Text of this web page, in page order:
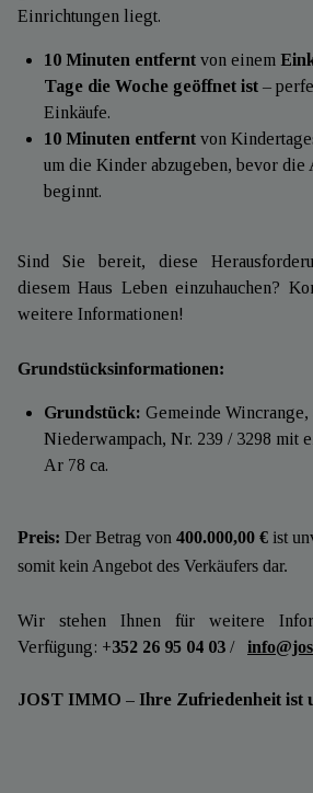
Einrichtungen liegt.
10 Minuten entfernt von einem
Tage die Woche geöffnet ist –
Einkäufe.
10 Minuten entfernt von
um die Kinder abzugeben, bevor die
beginnt.
Sind Sie bereit, diese
diesem Haus Leben einzuhauchen?
weitere Informationen!
Grundstücksinformationen:
Grundstück: Gemeinde
Niederwampach, Nr. 239 / 3298 mit
Ar 78 ca.
Preis: Der Betrag von 400.000,00 € ist
somit kein Angebot des Verkäufers dar.
Wir stehen Ihnen für weitere
Verfügung: +352 26 95 04 03 /
JOST IMMO – Ihre Zufriedenheit ist